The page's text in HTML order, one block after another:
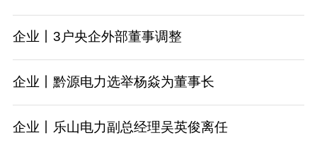
企业丨3户央企外部董事调整
企业丨黔源电力选举杨焱为董事长
企业丨乐山电力副总经理吴英俊离任